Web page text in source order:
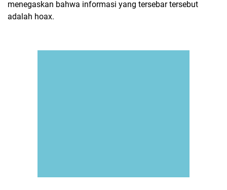
menegaskan bahwa informasi yang tersebar tersebut
adalah hoax.